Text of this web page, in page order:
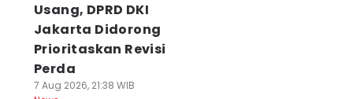
Usang, DPRD DKI
Jakarta Didorong
Prioritaskan Revisi
Perda
7 Aug 2026, 21:38 WIB